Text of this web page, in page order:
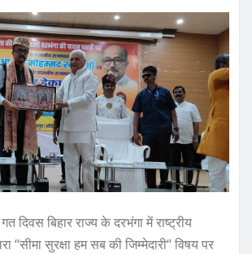
दिवस बिहार राज्य के दरभंगा में राष्ट्रीय
‘‘सीमा सुरक्षा हम सब की जिम्मेदारी‘‘ विषय पर